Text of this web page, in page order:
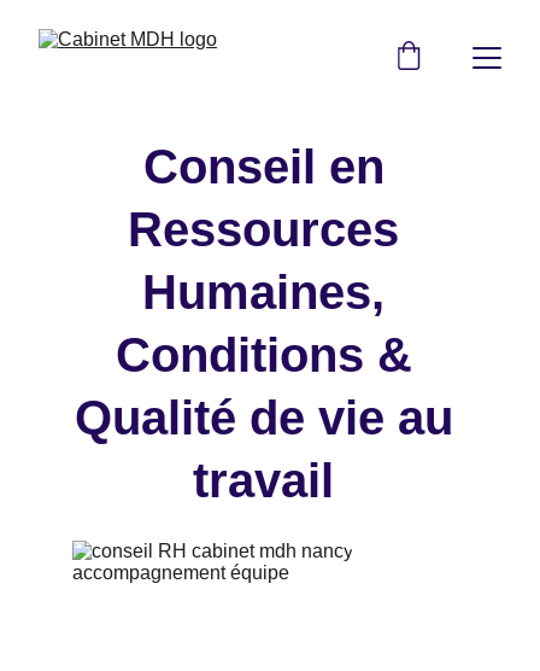
Conseil en
Ressources
Humaines,
Conditions &
Qualité de vie au
travail